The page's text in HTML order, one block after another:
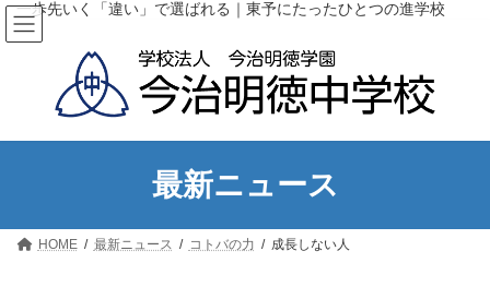
コ
ン
テ
キ
ナ
ビ
ゲ
に
一歩先いく「違い」で選ばれる｜東予にたったひとつの進学校
最新ニュース
HOME 最新ニュース コトバの力 成長しない人